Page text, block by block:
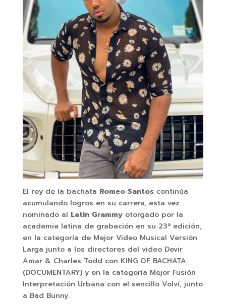
El rey de la bachata Romeo Santoscontinúa
acumulando logros en su carrera, esta vez
nominado al Latin Grammyotorgado por la
academia latina de grabación en su 23ª edición,
en la categoría de Mejor Video Musical Versión
Larga junto a los directores del video Devir
Amar & Charles Todd con KING OF BACHATA
(DOCUMENTARY) y en la categoría Mejor Fusión
Interpretación Urbana con el sencillo Volví, junto
a Bad Bunny.